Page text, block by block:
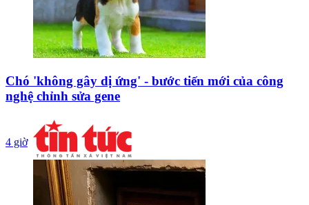
Chó 'không gây dị ứng' - bước tiến mới của công
nghệ chỉnh sửa gene
4 giờ